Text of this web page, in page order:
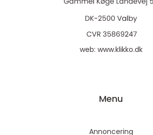
web: www.klikko.dk
Menu
Annoncering